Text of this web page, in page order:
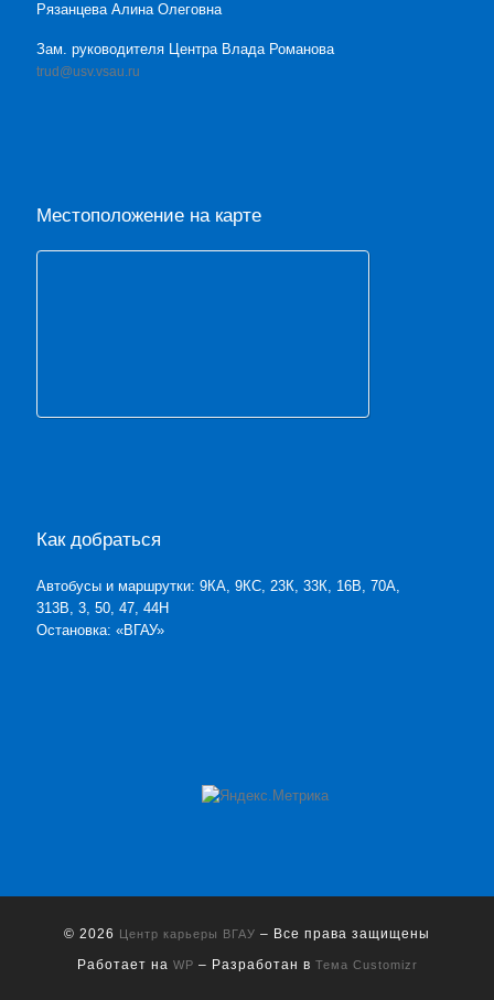
Рязанцева Алина Олеговна
Зам. руководителя Центра Влада Романова
trud@usv.vsau.ru
Местоположение на карте
Как добраться
Автобусы и маршрутки: 9КА, 9КС, 23К, 33К, 16В, 70А,
313В, 3, 50, 47, 44Н
Остановка: «ВГАУ»
© 2026 Центр карьеры ВГАУ – Все права защищены
Работает на WP – Разработан в Тема Customizr